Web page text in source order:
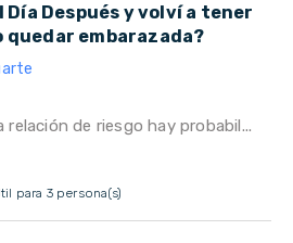
Día Después y volví a tener
quedar embarazada?
relación de riesgo hay probabil...
para 3 persona(s)